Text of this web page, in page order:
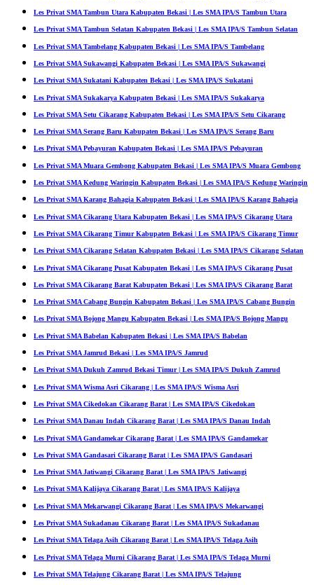
Les Privat SMA Tambun Utara Kabupaten Bekasi | Les SMA IPA/S Tambun Utara
Les Privat SMA Tambun Selatan Kabupaten Bekasi | Les SMA IPA/S Tambun Selatan
Les Privat SMA Tambelang Kabupaten Bekasi | Les SMA IPA/S Tambelang
Les Privat SMA Sukawangi Kabupaten Bekasi | Les SMA IPA/S Sukawangi
Les Privat SMA Sukatani Kabupaten Bekasi | Les SMA IPA/S Sukatani
Les Privat SMA Sukakarya Kabupaten Bekasi | Les SMA IPA/S Sukakarya
Les Privat SMA Setu Cikarang Kabupaten Bekasi | Les SMA IPA/S Setu Cikarang
Les Privat SMA Serang Baru Kabupaten Bekasi | Les SMA IPA/S Serang Baru
Les Privat SMA Pebayuran Kabupaten Bekasi | Les SMA IPA/S Pebayuran
Les Privat SMA Muara Gembong Kabupaten Bekasi | Les SMA IPA/S Muara Gembong
Les Privat SMA Kedung Waringin Kabupaten Bekasi | Les SMA IPA/S Kedung Waringin
Les Privat SMA Karang Bahagia Kabupaten Bekasi | Les SMA IPA/S Karang Bahagia
Les Privat SMA Cikarang Utara Kabupaten Bekasi | Les SMA IPA/S Cikarang Utara
Les Privat SMA Cikarang Timur Kabupaten Bekasi | Les SMA IPA/S Cikarang Timur
Les Privat SMA Cikarang Selatan Kabupaten Bekasi | Les SMA IPA/S Cikarang Selatan
Les Privat SMA Cikarang Pusat Kabupaten Bekasi | Les SMA IPA/S Cikarang Pusat
Les Privat SMA Cikarang Barat Kabupaten Bekasi | Les SMA IPA/S Cikarang Barat
Les Privat SMA Cabang Bungin Kabupaten Bekasi | Les SMA IPA/S Cabang Bungin
Les Privat SMA Bojong Mangu Kabupaten Bekasi | Les SMA IPA/S Bojong Mangu
Les Privat SMA Babelan Kabupaten Bekasi | Les SMA IPA/S Babelan
Les Privat SMA Jamrud Bekasi | Les SMA IPA/S Jamrud
Les Privat SMA Dukuh Zamrud Bekasi Timur | Les SMA IPA/S Dukuh Zamrud
Les Privat SMA Wisma Asri Cikarang | Les SMA IPA/S Wisma Asri
Les Privat SMA Cikedokan Cikarang Barat | Les SMA IPA/S Cikedokan
Les Privat SMA Danau Indah Cikarang Barat | Les SMA IPA/S Danau Indah
Les Privat SMA Gandamekar Cikarang Barat | Les SMA IPA/S Gandamekar
Les Privat SMA Gandasari Cikarang Barat | Les SMA IPA/S Gandasari
Les Privat SMA Jatiwangi Cikarang Barat | Les SMA IPA/S Jatiwangi
Les Privat SMA Kalijaya Cikarang Barat | Les SMA IPA/S Kalijaya
Les Privat SMA Mekarwangi Cikarang Barat | Les SMA IPA/S Mekarwangi
Les Privat SMA Sukadanau Cikarang Barat | Les SMA IPA/S Sukadanau
Les Privat SMA Telaga Asih Cikarang Barat | Les SMA IPA/S Telaga Asih
Les Privat SMA Telaga Murni Cikarang Barat | Les SMA IPA/S Telaga Murni
Les Privat SMA Telajung Cikarang Barat | Les SMA IPA/S Telajung